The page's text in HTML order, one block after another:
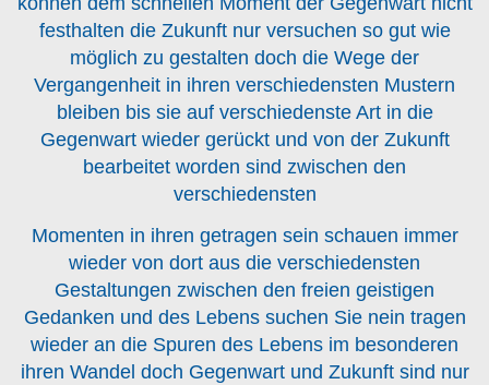
festhalten die Zukunft nur versuchen so gut wie
möglich zu gestalten doch die Wege der
Vergangenheit in ihren verschiedensten Mustern
bleiben bis sie auf verschiedenste Art in die
Gegenwart wieder gerückt und von der Zukunft
bearbeitet worden sind zwischen den
verschiedensten
Momenten in ihren getragen sein schauen immer
wieder von dort aus die verschiedensten
Gestaltungen zwischen den freien geistigen
Gedanken und des Lebens suchen Sie nein tragen
wieder an die Spuren des Lebens im besonderen
ihren Wandel doch Gegenwart und Zukunft sind nur